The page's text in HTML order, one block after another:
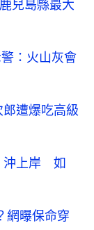
兒島縣最大
：火山灰會
遭爆吃高級
沖上岸 如
網曝保命穿